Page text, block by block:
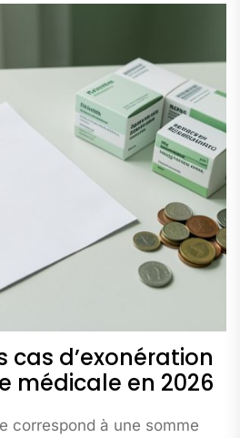
cas d’exonération
médicale en 2026
correspond à une somme